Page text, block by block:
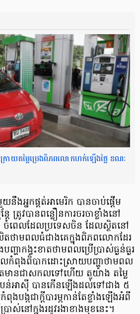
ក្រោយតម្លៃប្រេងពិភពលោកហក់ឡើងថ្លៃ ខណៈ
យនឹង​អ្នក​ផ្គត់​អា​មេ​រិ​ក បាន​ចាប់ផ្ដើម​
ែ ត្រូវ​បាន​ព​ន្លឿ​ន​ការ​ចរចា​ខ្លាំង​នៅ​
ចំ​ពេល​ដែល​ប្រទេស​ចិន ដែល​ស្ថិត​នៅ​
ថាមពល​ធំ​ជាងគេ​ក្នុង​ពិភពលោក​ដែរ​
ហា​កង្វះខាត​ថាមពល​ប្រើប្រាស់​ធ្ងន់ធ្ងរ​
កំពុង​ពិបាក​ដោះស្រាយ​បញ្ហា​ថាមពល​
ត​មាន​ជាស​កល​ទៅ​ហើយ តួយ៉ាង តម្លៃ​
បន់​អាស៊ី បាន​កើនឡើង​ដល់​ទៅ​ជាង ៥​
ង​បង្ក​ជា​ក្ដី​បារម្ភ​កាន់តែ​ខ្លាំង​ឡើង​អំពី​
រាស់​នៅ​ក្នុង​រដូវរងា​ខាង​មុខ​នេះ​។